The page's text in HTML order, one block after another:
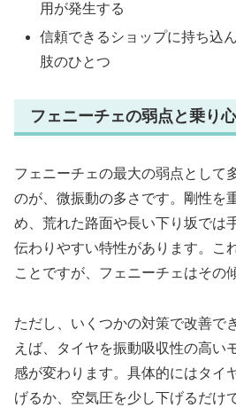
用が発生する
信頼できるショップに持ち込
肢のひとつ
フェニーチェの弱点と乗り
フェニーチェの最大の弱点として
のが、微振動の多さです。剛性を
め、荒れた路面や長い下り坂では
伝わりやすい特性があります。こ
ことですが、フェニーチェはその
ただし、いくつかの対策で改善で
えば、タイヤを振動吸収性の高い
感が変わります。具体的にはタイ
げるか、空気圧を少し下げるだけ